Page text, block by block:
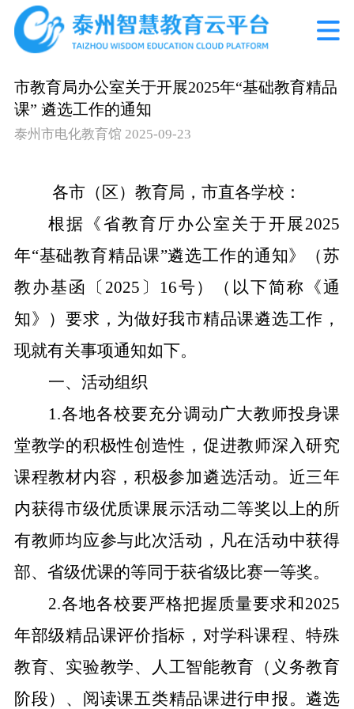
市教育局办公室关于开展2025年“基础教育精品
课” 遴选工作的通知
泰州市电化教育馆 2025-09-23
各市（区）教育局，市直各学校：
根据《省教育厅办公室关于开展2025
年“基础教育精品课”遴选工作的通知》（苏
教办基函〔 2025 〕 16号）（以下简称《通
知》）要求，为做好我市精品课遴选工作，
现就有关事项通知如下。
一、活动组织
1.各地各校要充分调动广大教师投身课
堂教学的积极性创造性，促进教师深入研究
课程教材内容，积极参加遴选活动。近三年
内获得市级优质课展示活动二等奖以上的所
有教师均应参与此次活动，凡在活动中获得
部、省级优课的等同于获省级比赛一等奖。
2.各地各校要严格把握质量要求和 2025
年部级精品课评价指标，对学科课程、特殊
教育、实验教学、
人工智能教育（义务教育
阶段）、阅读课五类精品课进行申报。遴选